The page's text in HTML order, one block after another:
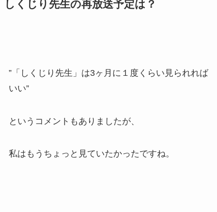
しくじり先生の再放送予定は？
”「しくじり先生」は3ヶ月に１度くらい見られれば
いい”
というコメントもありましたが、
私はもうちょっと見ていたかったですね。